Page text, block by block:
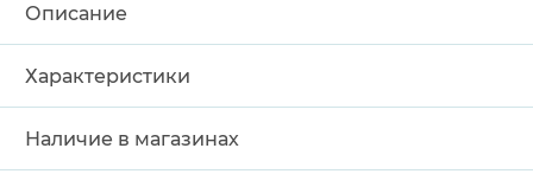
Описание
Характеристики
Наличие в магазинах